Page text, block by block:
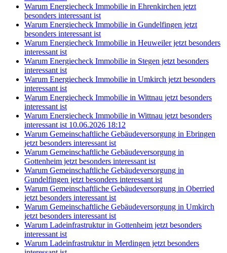
Warum Energiecheck Immobilie in Ehrenkirchen jetzt
besonders interessant ist
Warum Energiecheck Immobilie in Gundelfingen jetzt
besonders interessant ist
Warum Energiecheck Immobilie in Heuweiler jetzt besonders
interessant ist
Warum Energiecheck Immobilie in Stegen jetzt besonders
interessant ist
Warum Energiecheck Immobilie in Umkirch jetzt besonders
interessant ist
Warum Energiecheck Immobilie in Wittnau jetzt besonders
interessant ist
Warum Energiecheck Immobilie in Wittnau jetzt besonders
interessant ist 10.06.2026 18:12
Warum Gemeinschaftliche Gebäudeversorgung in Ebringen
jetzt besonders interessant ist
Warum Gemeinschaftliche Gebäudeversorgung in
Gottenheim jetzt besonders interessant ist
Warum Gemeinschaftliche Gebäudeversorgung in
Gundelfingen jetzt besonders interessant ist
Warum Gemeinschaftliche Gebäudeversorgung in Oberried
jetzt besonders interessant ist
Warum Gemeinschaftliche Gebäudeversorgung in Umkirch
jetzt besonders interessant ist
Warum Ladeinfrastruktur in Gottenheim jetzt besonders
interessant ist
Warum Ladeinfrastruktur in Merdingen jetzt besonders